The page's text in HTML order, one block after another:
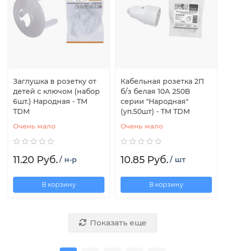
Заглушка в розетку от
детей с ключом (набор
6шт.) Народная - TM
TDM
Очень мало
11.20 Руб./ н-р
В корзину
Кабельная розетка 2П
б/з белая 10А 250B
серии "Народная"
(уп.50шт) - ТМ TDM
Очень мало
10.85 Руб./ шт
В корзину
Показать еще